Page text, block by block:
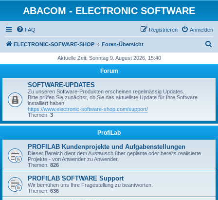
ABACOM - ELECTRONIC SOFTWARE
FAQ Anmelden
Registrieren
ELECTRONIC-SOFWARE-SHOP Foren-Übersicht
h
Aktuelle Zeit: Sonntag 9. August 2026, 15:40
Forum
SOFTWARE-UPDATES
Zu unseren Software-Produkten erscheinen regelmässig Updates.
Bitte prüfen Sie zunächst, ob Sie das aktuellste Update für Ihre Software
installiert haben.
https://www.electronic-software-shop.com/support/
Themen: 3
ProfiLab
PROFILAB Kundenprojekte und Aufgabenstellungen
Dieser Bereich dient dem Austausch über geplante oder bereits realisierte
Projekte - von Anwender zu Anwender.
Themen: 826
PROFILAB SOFTWARE Support
Wir bemühen uns Ihre Fragestellung zu beantworten.
Themen: 636